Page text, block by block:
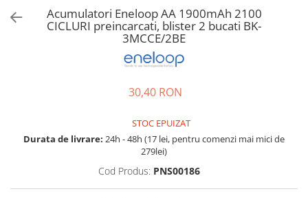
Huse troler
Acumulatori Eneloop AA 1900mAh 2100
CICLURI preincarcati, blister 2 bucati BK-
3MCCE/2BE
30,40 RON
STOC EPUIZAT
Durata de livrare: 24h - 48h (17 lei, pentru comenzi mai mici de
279lei)
Cod Produs: PNS00186